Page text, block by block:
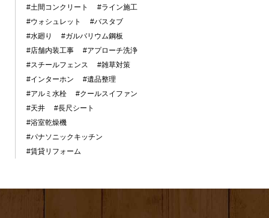
#土間コンクリート
#ライン施工
#ウォシュレット
#バスタブ
#水廻り
#ガルバリウム鋼板
#店舗内装工事
#アプローチ洗浄
#スチールフェンス
#雑草対策
#インターホン
#遺品整理
#アルミ水栓
#クールスイファン
#天井
#長尺シート
#浴室乾燥機
#パナソニックキッチン
#賃貸リフォーム